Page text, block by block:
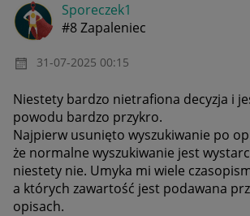
Sporeczek1
#8 Zapaleniec
‎31-07-2025 00:15
Niestety bardzo nietrafiona decyzja i
powodu bardzo przykro.
Najpierw usunięto wyszukiwanie po
że normalne wyszukiwanie jest
niestety nie. Umyka mi wiele
a których zawartość jest podawana
opisach.